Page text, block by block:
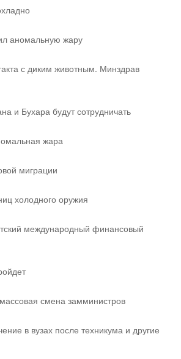
аномальную жару
с диким животным. Минздрав
и Бухара будут сотрудничать
жара
миграции
холодного оружия
международный финансовый
смена замминистров
в вузах после техникума и другие